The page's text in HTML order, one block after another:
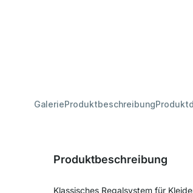
GalerieProduktbeschreibung
Produktbeschreibung
Klassisches Regalsystem für